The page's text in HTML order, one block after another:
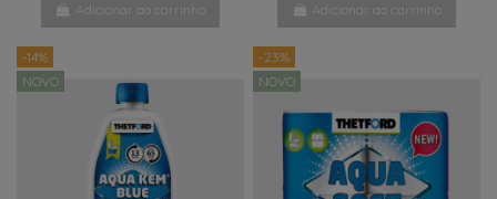
Adicionar ao carrinho Adicionar ao carrinho
-14%
NOVO
-23%
NOVO